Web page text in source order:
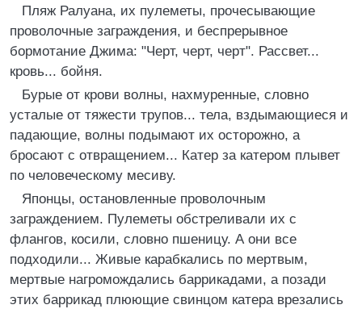
Пляж Ралуана, их пулеметы, прочесывающие
проволочные заграждения, и беспрерывное
бормотание Джима: "Черт, черт, черт". Рассвет...
кровь... бойня.
Бурые от крови волны, нахмуренные, словно
усталые от тяжести трупов... тела, вздымающиеся и
падающие, волны подымают их осторожно, а
бросают с отвращением... Катер за катером плывет
по человеческому месиву.
Японцы, остановленные проволочным
заграждением. Пулеметы обстреливали их с
флангов, косили, словно пшеницу. А они все
подходили... Живые карабкались по мертвым,
мертвые нагромождались баррикадами, а позади
этих баррикад плюющие свинцом катера врезались